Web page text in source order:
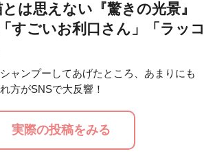
は思えない『驚きの光景』
すごいお利口さん」「ラッコ
ャンプーしてあげたところ、あまりにも
方がSNSで大反響！
実際の投稿をみる